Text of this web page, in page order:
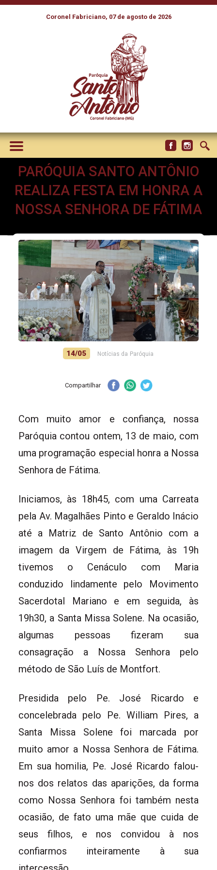
Coronel Fabriciano, 07 de agosto de 2026
PARÓQUIA SANTO ANTÔNIO
REALIZA FESTA EM HONRA A
NOSSA SENHORA DE FÁTIMA
14/05 Notícias da Paróquia
Compartilhar
Com muito amor e confiança, nossa
Paróquia contou ontem, 13 de maio, com
uma programação especial honra a Nossa
Senhora de Fátima.
Iniciamos, às 18h45, com uma Carreata
pela Av. Magalhães Pinto e Geraldo Inácio
até a Matriz de Santo Antônio com a
imagem da Virgem de Fátima, às 19h
tivemos o Cenáculo com Maria
conduzido lindamente pelo Movimento
Sacerdotal Mariano e em seguida, às
19h30, a Santa Missa Solene. Na ocasião,
algumas pessoas fizeram sua
consagração a Nossa Senhora pelo
método de São Luís de Montfort.
Presidida pelo Pe. José Ricardo e
concelebrada pelo Pe. William Pires, a
Santa Missa Solene foi marcada por
muito amor a Nossa Senhora de Fátima.
Em sua homilia, Pe. José Ricardo falou-
nos dos relatos das aparições, da forma
como Nossa Senhora foi também nesta
ocasião, de fato uma mãe que cuida de
seus filhos, e nos convidou à nos
confiarmos inteiramente à sua